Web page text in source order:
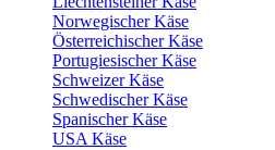
Norwegischer Käse
Österreichischer Käse
Portugiesischer Käse
Schweizer Käse
Schwedischer Käse
Spanischer Käse
USA Käse